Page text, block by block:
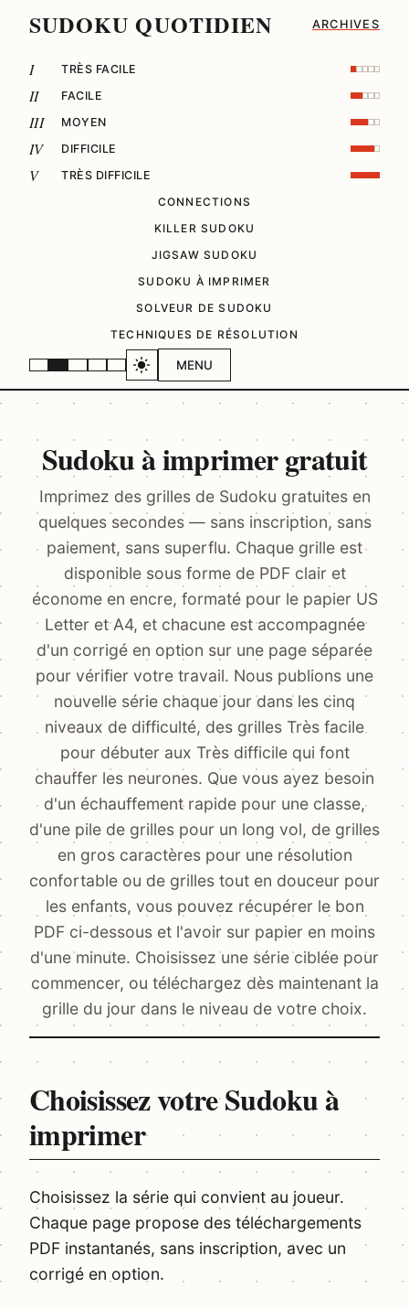
SUDOKU QUOTIDIEN ARCHIVES
MENU
I TRÈS FACILE
II FACILE
III MOYEN
IV DIFFICILE
V
TRÈS DIFFICILE
CONNECTIONS
KILLER SUDOKU
JIGSAW SUDOKU
SUDOKU À IMPRIMER
SOLVEUR DE SUDOKU
TECHNIQUES DE RÉSOLUTION
Sudoku à imprimer gratuit
Imprimez des grilles de Sudoku gratuites en
quelques secondes — sans inscription, sans
paiement, sans superflu. Chaque grille est
disponible sous forme de PDF clair et
économe en encre, formaté pour le papier US
Letter et A4, et chacune est accompagnée
d'un corrigé en option sur une page séparée
pour vérifier votre travail. Nous publions une
nouvelle série chaque jour dans les cinq
niveaux de difficulté, des grilles Très facile
pour débuter aux Très difficile qui font
chauffer les neurones. Que vous ayez besoin
d'un échauffement rapide pour une classe,
d'une pile de grilles pour un long vol, de grilles
en gros caractères pour une résolution
confortable ou de grilles tout en douceur pour
les enfants, vous pouvez récupérer le bon
PDF ci-dessous et l'avoir sur papier en moins
d'une minute. Choisissez une série ciblée pour
commencer, ou téléchargez dès maintenant la
grille du jour dans le niveau de votre choix.
Choisissez votre Sudoku à
imprimer
Choisissez la série qui convient au joueur.
Chaque page propose des téléchargements
PDF instantanés, sans inscription, avec un
corrigé en option.